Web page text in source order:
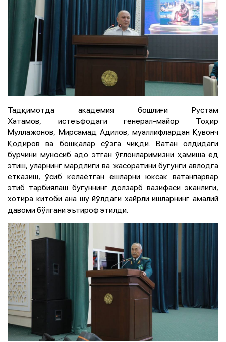
Тадқимотда академия бошлиғи Рустам
Хатамов, истеъфодаги генерал-майор Тоҳир
Муллажонов, Мирсамад Адилов, муаллифлардан Қувонч
Қодиров ва бошқалар сўзга чиқди. Ватан олдидаги
бурчини муносиб адо этган ўғлонларимизни ҳамиша ёд
этиш, уларнинг мардлиги ва жасоратини бугунги авлодга
етказиш, ўсиб келаётган ёшларни юксак ватанпарвар
этиб тарбиялаш бугуннинг долзарб вазифаси эканлиги,
хотира китоби ана шу йўлдаги хайрли ишларнинг амалий
давоми бўлгани эътироф этилди.